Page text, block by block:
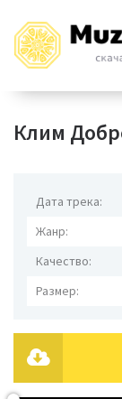
Клим
Дата трека:
Жанр:
Качество:
Размер: